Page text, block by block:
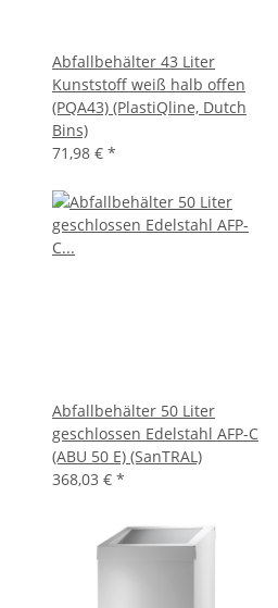
Abfallbehälter 43 Liter
Kunststoff weiß halb offen
(PQA43) (PlastiQline, Dutch
Bins)
71,98 € *
Abfallbehälter 50 Liter
geschlossen Edelstahl AFP-C
(ABU 50 E) (SanTRAL)
368,03 € *